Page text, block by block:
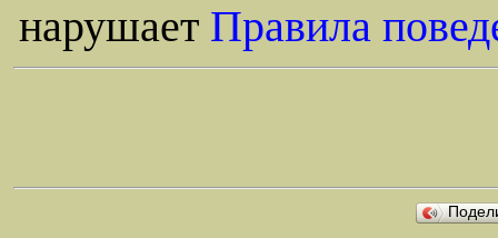
нарушает Правила